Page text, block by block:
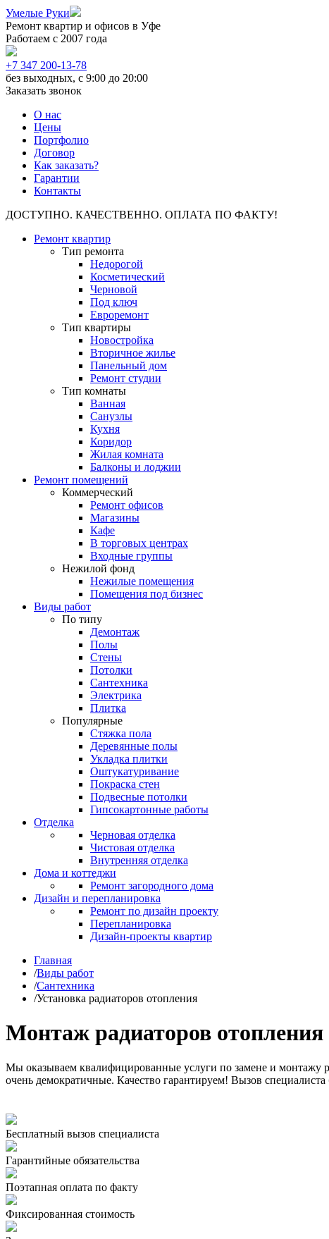
Умелые Руки
Ремонт квартир и офисов в Уфе
Работаем с 2007 года
+7 347 200-13-78
без выходных, с 9:00 до 20:00
Заказать звонок
О нас
Цены
Портфолио
Договор
Как заказать?
Гарантии
Контакты
ДОСТУПНО. КАЧЕСТВЕННО. ОПЛАТА ПО ФАКТУ!
Ремонт квартир
Тип ремонта
Недорогой
Косметический
Черновой
Под ключ
Евроремонт
Тип квартиры
Новостройка
Вторичное жилье
Панельный дом
Ремонт студии
Тип комнаты
Ванная
Санузлы
Кухня
Коридор
Жилая комната
Балконы и лоджии
Ремонт помещений
Коммерческий
Ремонт офисов
Магазины
Кафе
В торговых центрах
Входные группы
Нежилой фонд
Нежилые помещения
Помещения под бизнес
Виды работ
По типу
Демонтаж
Полы
Стены
Потолки
Сантехника
Электрика
Плитка
Популярные
Стяжка пола
Деревянные полы
Укладка плитки
Оштукатуривание
Покраска стен
Подвесные потолки
Гипсокартонные работы
Отделка
Черновая отделка
Чистовая отделка
Внутренняя отделка
Дома и коттеджи
Ремонт загородного дома
Дизайн и перепланировка
Ремонт по дизайн проекту
Перепланировка
Дизайн-проекты квартир
Главная
/Виды работ
/Сантехника
/Установка радиаторов отопления
Монтаж радиаторов отопления
Мы оказываем квалифицированные услуги по замене и монтажу
очень демократичные. Качество гарантируем! Вызов
Бесплатный вызов специалиста
Гарантийные обязательства
Поэтапная оплата по факту
Фиксированная стоимость